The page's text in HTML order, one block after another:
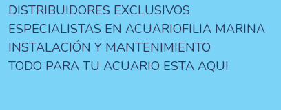
DISTRIBUIDORES EXCLUSIVOS
ESPECIALISTAS EN ACUARIOFILIA MARINA
INSTALACIÓN Y MANTENIMIENTO
TODO PARA TU ACUARIO ESTA AQUI